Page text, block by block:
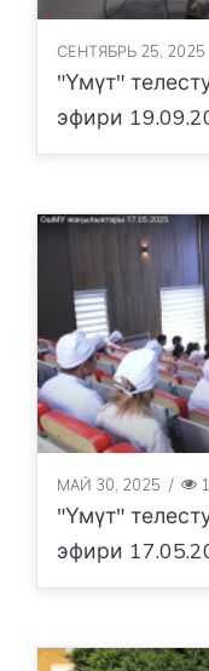
СЕНТЯБРЬ 25, 2025
"Үмүт"
эфири
МАЙ 30, 2025 /
"Үмүт"
эфири